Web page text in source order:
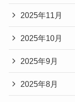
2025年11月
2025年10月
2025年9月
2025年8月